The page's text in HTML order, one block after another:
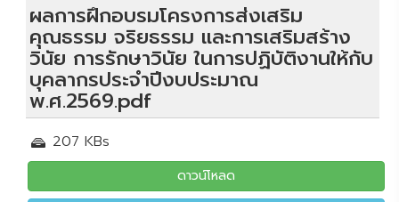
ผลการฝึกอบรมโครงการส่งเสริม
คุณธรรม จริยธรรม และการเสริมสร้าง
วินัย การรักษาวินัย ในการปฏิบัติงานให้กับ
บุคลากรประจำปีงบประมาณ
พ.ศ.2569.pdf
207 KBs
ดาวน์โหลด